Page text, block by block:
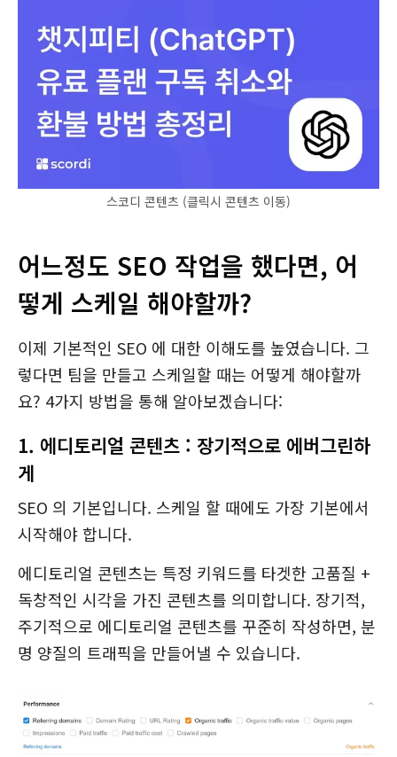
스코디 콘텐츠 (클릭시 콘텐츠 이동)
어느정도 SEO 작업을 했다면, 어
떻게 스케일 해야할까?
이제 기본적인 SEO 에 대한 이해도를 높였습니다. 그
렇다면 팀을 만들고 스케일할 때는 어떻게 해야할까
요? 4가지 방법을 통해 알아보겠습니다:
1. 에디토리얼 콘텐츠 : 장기적으로 에버그린하
게
SEO 의 기본입니다. 스케일 할 때에도 가장 기본에서
시작해야 합니다.
에디토리얼 콘텐츠는 특정 키워드를 타겟한 고품질 +
독창적인 시각을 가진 콘텐츠를 의미합니다. 장기적,
주기적으로 에디토리얼 콘텐츠를 꾸준히 작성하면, 분
명 양질의 트래픽을 만들어낼 수 있습니다.